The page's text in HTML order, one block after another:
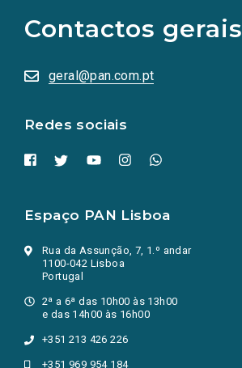
Contactos gerais
geral@pan.com.pt
Redes sociais
redes
sociais
numa
nova
Espaço PAN Lisboa
Rua da Assunção, 7, 1.º andar
1100-042 Lisboa
Portugal
2ª a 6ª das 10h00 às 13h00
e das 14h00 às 16h00
+351 213 426 226
+351 969 954 184